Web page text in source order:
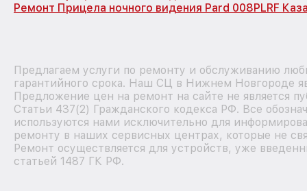
Ремонт Прицела ночного видения Pard 008PLRF
Предлагаем услуги по ремонту и обслуживанию
гарантийного срока. Наш СЦ в Нижнем Новгороде
Предложение цен на ремонт на сайте не является
Статьи 437(2) Гражданского кодекса РФ. Все
используются нами исключительно для
ремонту в наших сервисных центрах, которые не
Ремонт осуществляется для устройств, уже
статьей 1487 ГК РФ.